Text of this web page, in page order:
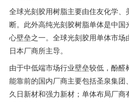
全球光刻胶用树脂主要由住友化学、
断。此外高纯光刻胶树脂单体是中国
心壁垒之一。全球光刻胶用单体市场
日本厂商所主导。
由于中低端市场行业壁垒较低，酚醛
能靠前的国内厂商主要包括圣泉集团
久日新材和强力新材；单体布局厂商